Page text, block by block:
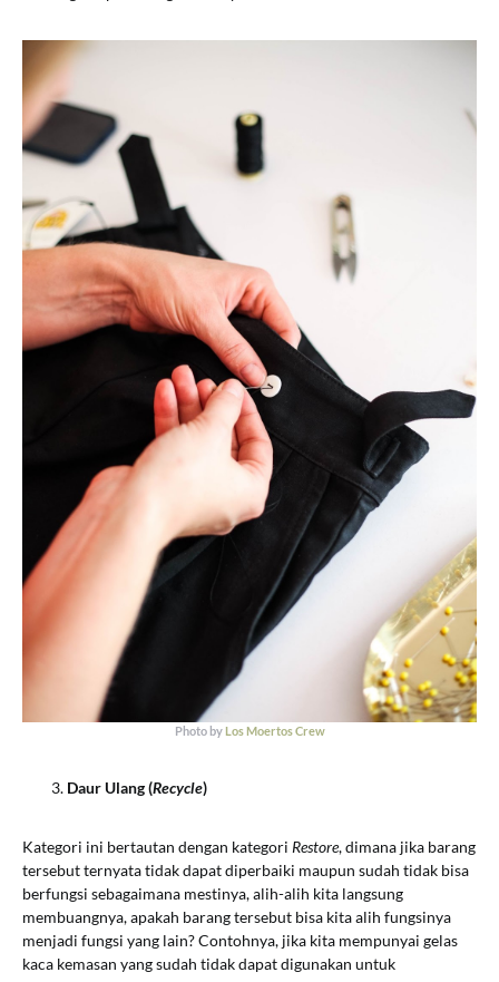
Photo byLos Moertos Crew
Daur Ulang (Recycle)
Kategori ini bertautan dengan kategori Restore, dimana jika barang
tersebut ternyata tidak dapat diperbaiki maupun sudah tidak bisa
berfungsi sebagaimana mestinya, alih-alih kita langsung
membuangnya, apakah barang tersebut bisa kita alih fungsinya
menjadi fungsi yang lain? Contohnya, jika kita mempunyai gelas
kaca kemasan yang sudah tidak dapat digunakan untuk